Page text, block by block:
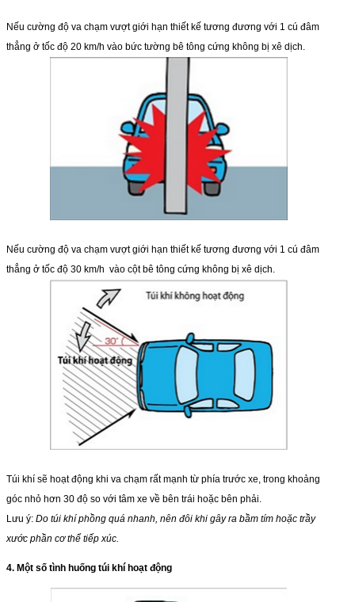
Nếu cường độ va chạm vượt giới hạn thiết kế tương đương với 1 cú đâm
thẳng ở tốc độ 20 km/h vào bức tường bê tông cứng không bị xê dịch.
Nếu cường độ va chạm vượt giới hạn thiết kế tương đương với 1 cú đâm
thẳng ở tốc độ 30 km/h vào cột bê tông cứng không bị xê dịch.
Túi khí sẽ hoạt động khi va chạm rất mạnh từ phía trước xe, trong khoảng
góc nhỏ hơn 30 độ so với tâm xe về bên trái hoặc bên phải.
Lưu ý: Do túi khí phồng quá nhanh, nên đôi khi gây ra bầm tím hoặc trầy
xước phần cơ thể tiếp xúc.
4. Một số tình huống túi khí hoạt động